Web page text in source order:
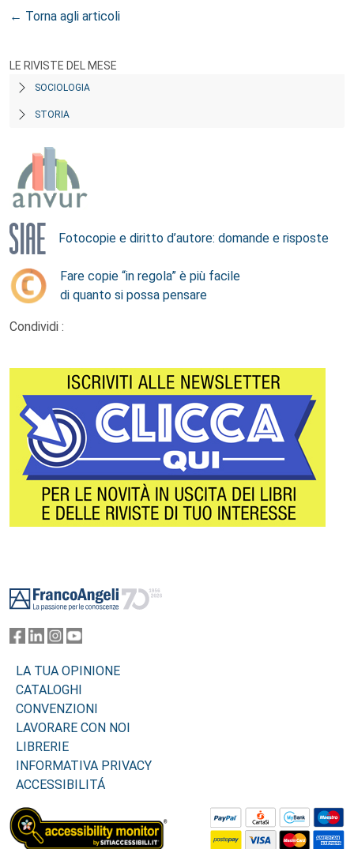
← Torna agli articoli
LE RIVISTE DEL MESE
SOCIOLOGIA
STORIA
Fotocopie e diritto d’autore: domande e risposte
Fare copie “in regola” è più facile
di quanto si possa pensare
Condividi :
LA TUA OPINIONE
CATALOGHI
CONVENZIONI
LAVORARE CON NOI
LIBRERIE
INFORMATIVA PRIVACY
ACCESSIBILITÁ